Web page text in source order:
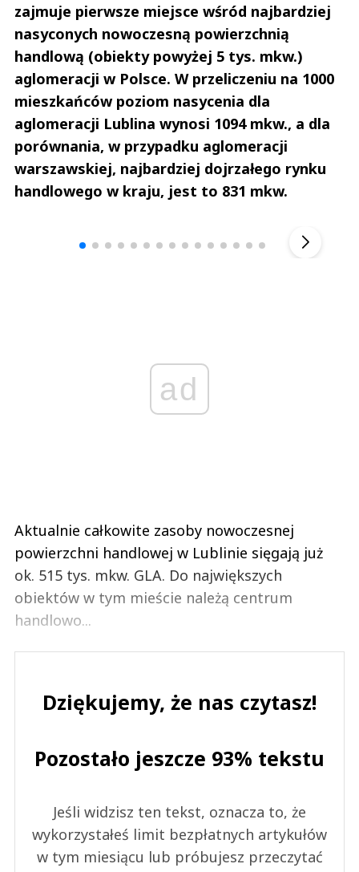
zajmuje pierwsze miejsce wśród najbardziej
nasyconych nowoczesną powierzchnią
handlową (obiekty powyżej 5 tys. mkw.)
aglomeracji w Polsce. W przeliczeniu na 1000
mieszkańców poziom nasycenia dla
aglomeracji Lublina wynosi 1094 mkw., a dla
porównania, w przypadku aglomeracji
warszawskiej, najbardziej dojrzałego rynku
handlowego w kraju, jest to 831 mkw.
ad
Aktualnie całkowite zasoby nowoczesnej
powierzchni handlowej w Lublinie sięgają już
ok. 515 tys. mkw. GLA. Do największych
obiektów w tym mieście należą centrum
handlowo...
Dziękujemy, że nas czytasz!
Pozostało jeszcze 93% tekstu
Jeśli widzisz ten tekst, oznacza to, że
wykorzystałeś limit bezpłatnych artykułów
w tym miesiącu lub próbujesz przeczytać